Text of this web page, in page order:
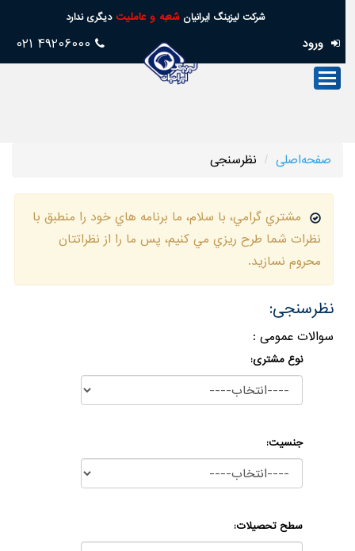
شرکت لیزینگ ایرانیانشعبه و عاملیتدیگری ندارد
49206000 021 ورود
صفحه‌اصلی
خدمات
پس
فروش
امورسهام
خدمات‌مجازی
درباره‌ما
صفحه‌اصلی نظرسنجی
مشتري گرامي، با سلام، ما برنامه هاي خود را منطبق با
نظرات شما طرح ريزي مي كنيم، پس ما را از نظراتتان
محروم نسازيد.
نظرسنجی:
سوالات عمومی :
نوع مشتری:
جنسیت:
سطح تحصیلات: